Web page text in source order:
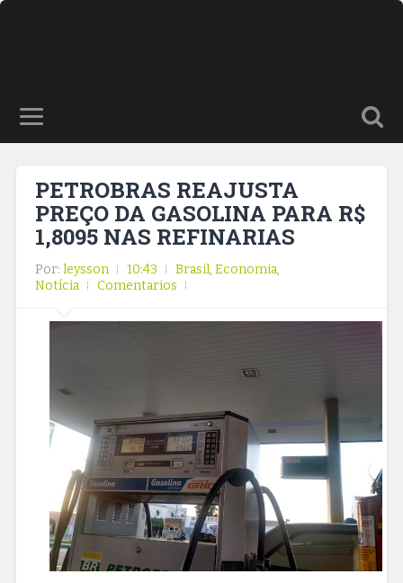
PETROBRAS REAJUSTA
PREÇO DA GASOLINA PARA R$
1,8095 NAS REFINARIAS
Por: leysson 10:43 Brasil, Economia,
Notícia
Comentarios